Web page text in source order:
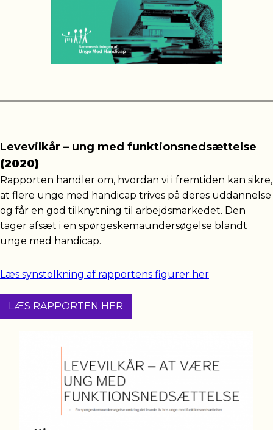
Levevilkår – ung med funktionsnedsættelse
(2020)
Rapporten handler om, hvordan vi i fremtiden kan sikre,
at flere unge med handicap trives på deres uddannelse
og får en god tilknytning til arbejdsmarkedet. Den
tager afsæt i en spørgeskemaundersøgelse blandt
unge med handicap.
Læs synstolkning af rapportens figurer her
LÆS RAPPORTEN HER